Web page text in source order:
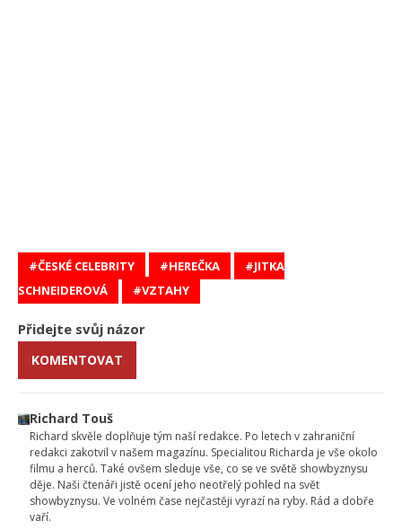
ČESKÉ CELEBRITY HEREČKA
JITKA
SCHNEIDEROVÁ
VZTAHY
Přidejte svůj názor
KOMENTOVAT
Richard Touš
Richard skvěle doplňuje tým naší redakce. Po letech v zahraniční
redakci zakotvil v našem magazínu. Specialitou Richarda je vše okolo
filmu a herců. Také ovšem sleduje vše, co se ve světě showbyznysu
děje. Naši čtenáři jistě ocení jeho neotřelý pohled na svět
showbyznysu. Ve volném čase nejčastěji vyrazí na ryby. Rád a dobře
vaří.